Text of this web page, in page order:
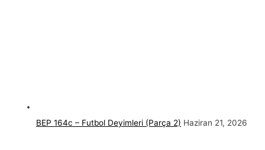
BEP 164c – Futbol Deyimleri (Parça 2) Haziran 21, 2026